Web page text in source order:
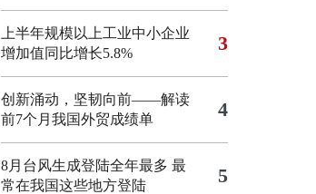
上半年规模以上工业中小企业
增加值同比增长5.8%
3
创新涌动，坚韧向前——解读
前7个月我国外贸成绩单
4
8月台风生成登陆全年最多 最
常在我国这些地方登陆
5